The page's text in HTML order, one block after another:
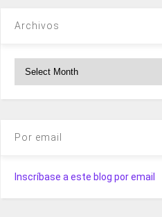
Archivos
Por email
Inscríbase a este blog por email